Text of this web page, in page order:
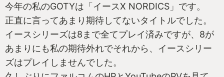
今年の私のGOTYは「イースⅩ NORDICS」です。
正直に言ってあまり期待してないタイトルでした。
イースシリーズは8まで全てプレイ済みですが、8が
あまりにも私の期待外れでそれから、イースシリー
ズはプレイしませんでした。